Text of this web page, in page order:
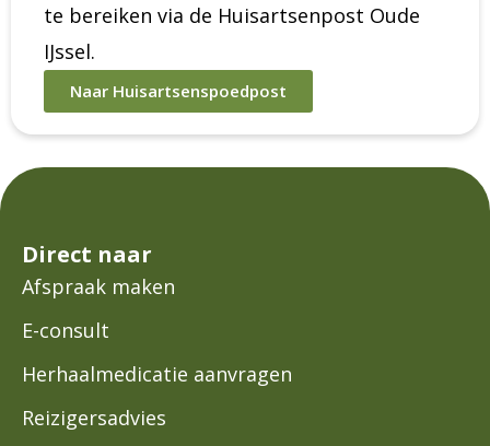
te bereiken via de Huisartsenpost Oude
IJssel.
Naar Huisartsenspoedpost
Direct naar
Afspraak maken
E-consult
Herhaalmedicatie aanvragen
Reizigersadvies